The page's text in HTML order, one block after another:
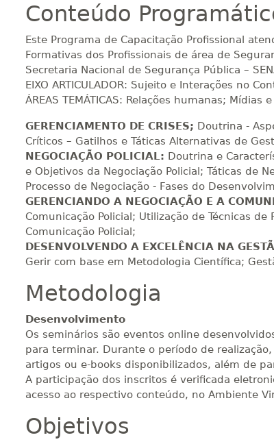
Conteúdo
Este Programa de Capacitação Profissional
Formativas dos Profissionais de área de
Secretaria Nacional de Segurança Pública –
EIXO ARTICULADOR: Sujeito e Interações no
ÁREAS TEMÁTICAS: Relações humanas; Mídias
GERENCIAMENTO DE CRISES; Doutrina -
Críticos – Gatilhos e Táticas Alternativas de
NEGOCIAÇÃO POLICIAL: Doutrina e
e Objetivos da Negociação Policial; Táticas de
Processo de Negociação - Fases do
GERENCIANDO A NEGOCIAÇÃO E A
Comunicação Policial; Utilização de Técnicas
Comunicação Policial;
DESENVOLVENDO A EXCELÊNCIA NA
Gerir com base em Metodologia Científica;
Metodologia
Desenvolvimento
Os seminários são eventos online
para terminar. Durante o período de
artigos ou e-books disponibilizados, além de
A participação dos inscritos é verificada
acesso ao respectivo conteúdo, no Ambiente
Objetivos